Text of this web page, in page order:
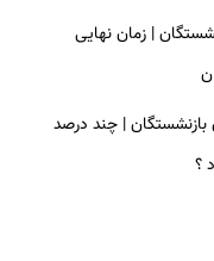
| زمان نهایی
بازنشستگان | چند درصد
؟